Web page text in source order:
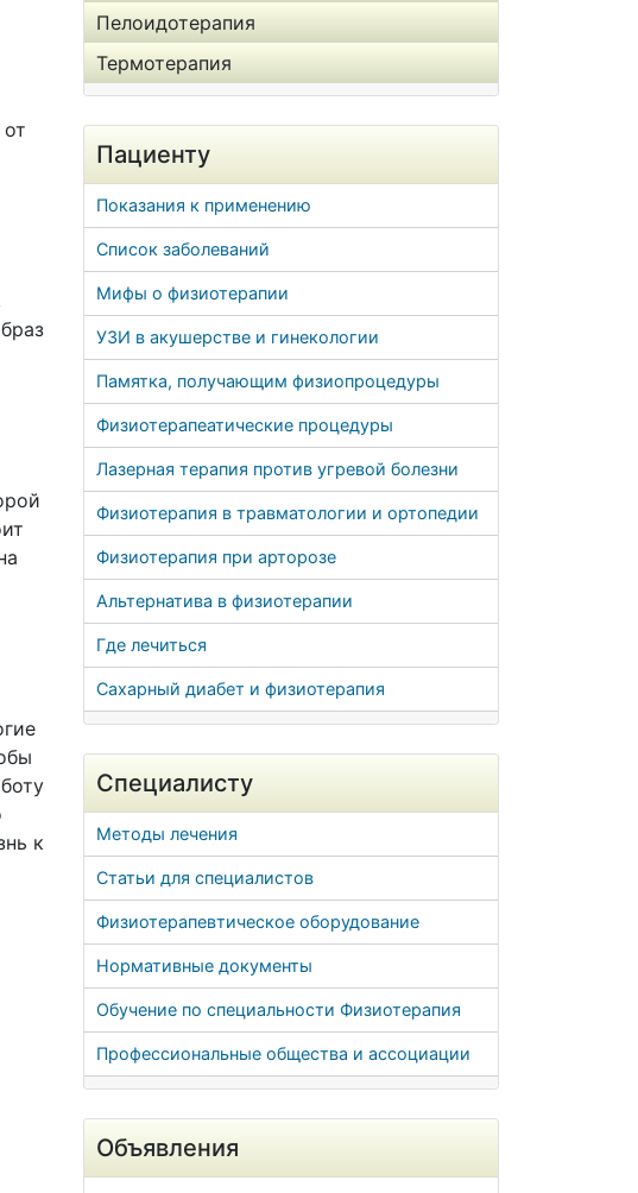
к
Пелоидотерапия
Термотерапия
Пациенту
Показания к применению
Список заболеваний
Мифы о физиотерапии
УЗИ в акушерстве и гинекологии
Памятка, получающим физиопроцедуры
Физиотерапеатические процедуры
Лазерная терапия против угревой болезни
Физиотерапия в травматологии и ортопедии
Физиотерапия при арторозе
Альтернатива в физиотерапии
Где лечиться
Сахарный диабет и физиотерапия
Специалисту
Методы лечения
Статьи для специалистов
Физиотерапевтическое оборудование
Нормативные документы
Обучение по специальности Физиотерапия
Профессиональные общества и ассоциации
Объявления